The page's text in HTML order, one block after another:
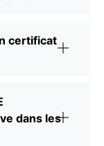
certificat
dans les